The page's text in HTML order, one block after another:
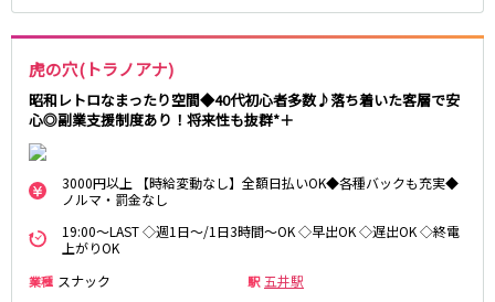
虎の穴(トラノアナ)
昭和レトロなまったり空間◆40代初心者多数♪落ち着いた客層で安
心◎副業支援制度あり！将来性も抜群*＋
3000円以上 【時給変動なし】全額日払いOK◆各種バックも充実◆
ノルマ・罰金なし
19:00～LAST ◇週1日～/1日3時間～OK ◇早出OK ◇遅出OK ◇終電
上がりOK
業種 スナック 駅 五井駅
守谷
大泉学園・石神井公園
西麻布
神奈川県
関内
川崎
厚木
横浜
平塚
福富町・伊勢佐木町
上大岡・戸塚
平井駅
稲毛駅
両国駅
東中野駅
飯田橋駅
JR中央線(快速)
吉祥寺駅
神田駅